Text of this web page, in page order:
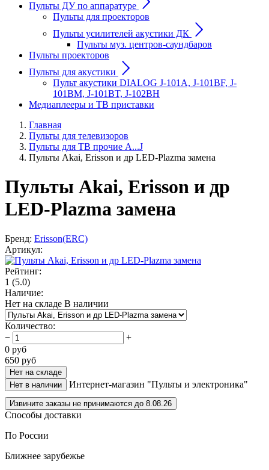
Пульты ДУ по аппаратуре
Пульты для проекторов
Пульты усилителей акустики ДК
Пульты муз. центров-саундбаров
Пульты проекторов
Пульты для акустики
Пульт акустики DIALOG J-101A, J-101BF, J-
101BM, J-101BT, J-102BH
Медиаплееры и ТВ приставки
Главная
Пульты для телевизоров
Пульты для ТВ прочие A...J
Пульты Akai, Erisson и др LED-Plazma замена
Пульты Akai, Erisson и др
LED-Plazma замена
Бренд: Erisson(ERC)
Артикул:
Рейтинг:
1 (5.0)
Наличие:
Нет на складе В наличии
Количество:
−
+
0 руб
650 руб
Нет на складе
Нет в наличии
Интернет-магазин "Пульты и электроника"
Извините заказы не принимаются до 8.08.26
Способы доставки
По России
Ближнее зарубежье